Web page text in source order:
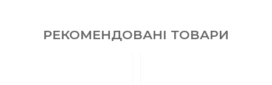
РЕКОМЕНДОВАНІ ТОВАРИ